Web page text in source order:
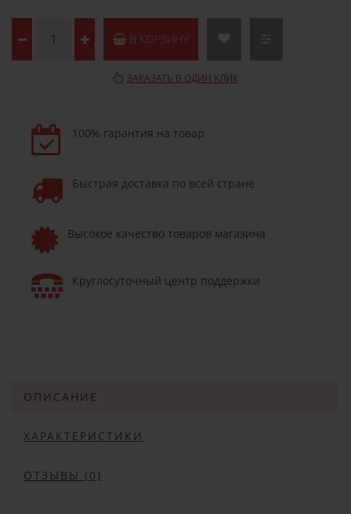
В КОРЗИНУ
ЗАКАЗАТЬ В ОДИН КЛИК
100% гарантия на товар
Быстрая доставка по всей стране
Высокое качество товаров магазина
Круглосуточный центр поддержки
ОПИСАНИЕ
ХАРАКТЕРИСТИКИ
ОТЗЫВЫ (0)